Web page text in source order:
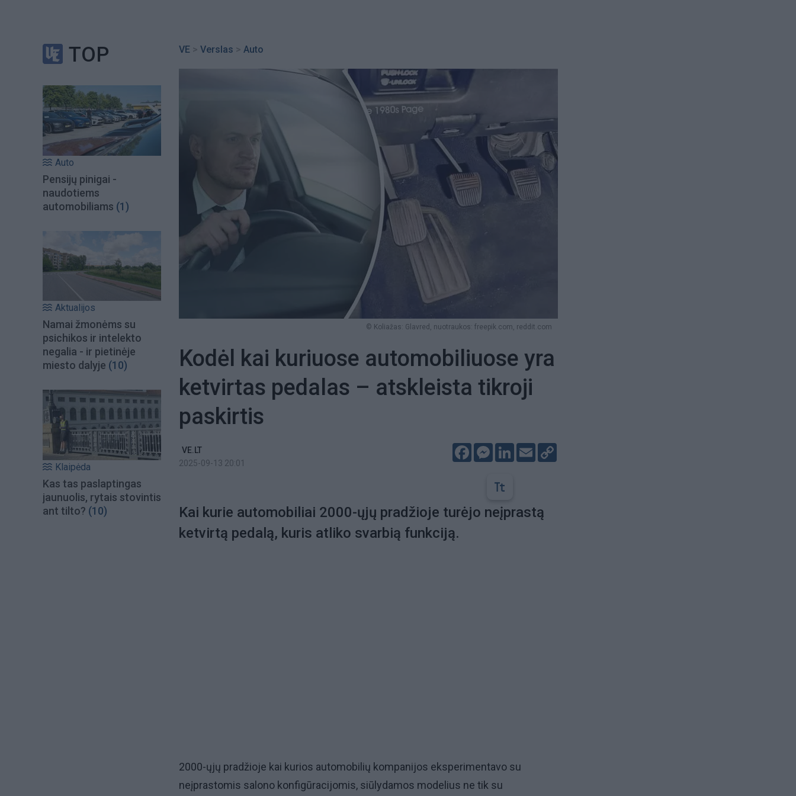
TOP
Auto
Pensijų pinigai -
naudotiems
automobiliams (1)
Aktualijos
Namai žmonėms su
psichikos ir intelekto
negalia - ir pietinėje
miesto dalyje (10)
Klaipėda
Kas tas paslaptingas
jaunuolis, rytais stovintis
ant tilto? (10)
VE > Verslas > Auto
© Koliažas: Glavred, nuotraukos: freepik.com, reddit.com
Kodėl kai kuriuose automobiliuose yra
ketvirtas pedalas – atskleista tikroji
paskirtis
VE.LT
2025-09-13 20:01
FacebookMessenger
LinkedIn
Email
Kai kurie automobiliai 2000-ųjų pradžioje turėjo neįprastą
ketvirtą pedalą, kuris atliko svarbią funkciją.
2000-ųjų pradžioje kai kurios automobilių kompanijos eksperimentavo su
neįprastomis salono konfigūracijomis, siūlydamos modelius ne tik su